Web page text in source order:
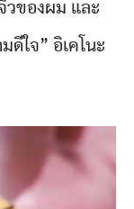
วของผม และ
ดีใจ” อิเคโนะ